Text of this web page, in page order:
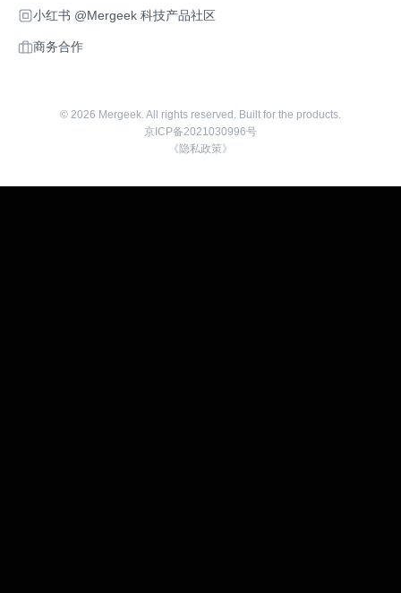
小红书 @Mergeek 科技产品社区
商务合作
© 2026 Mergeek. All rights reserved. Built for the products.
京ICP备2021030996号
《隐私政策》